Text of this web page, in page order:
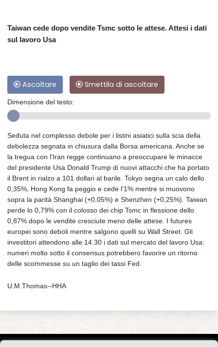
Taiwan cede dopo vendite Tsmc sotto le attese. Attesi i dati
sul lavoro Usa
Ascoltare Smettila di ascoltare
Dimensione del testo:
Seduta nel complesso debole per i listini asiatici sulla scia della
debolezza segnata in chiusura dalla Borsa americana. Anche se
la tregua con l'Iran regge continuano a preoccupare le minacce
del presidente Usa Donald Trump di nuovi attacchi che ha portato
il Brent in rialzo a 101 dollari al barile. Tokyo segna un calo dello
0,35%, Hong Kong fa peggio e cede l'1% mentre si muovono
sopra la parità Shanghai (+0,05%) e Shenzhen (+0,25%). Taiwan
perde lo 0,79% con il colosso dei chip Tsmc in flessione dello
0,87% dopo le vendite cresciute meno delle attese. I futures
europei sono deboli mentre salgono quelli su Wall Street. Gli
investitori attendono alle 14.30 i dati sul mercato del lavoro Usa:
numeri molto sotto il consensus potrebbero favorire un ritorno
delle scommesse su un taglio dei tassi Fed.
U.M.Thomas--HHA